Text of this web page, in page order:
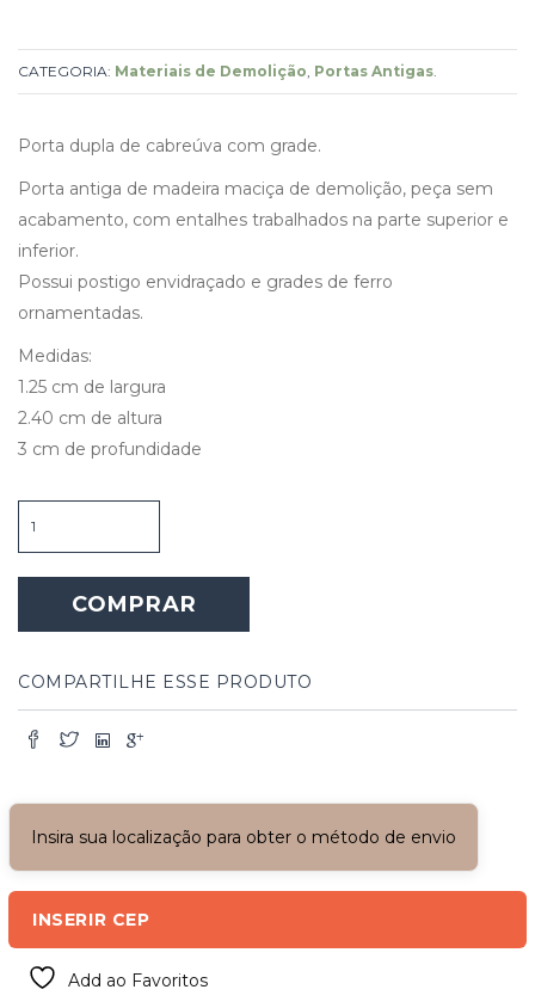
CATEGORIA: Materiais de Demolição Portas Antigas
Porta dupla de cabreúva com grade.
Porta antiga de madeira maciça de demolição, peça sem
acabamento, com entalhes trabalhados na parte superior e
inferior.
Possui postigo envidraçado e grades de ferro
ornamentadas.
Medidas:
1.25 cm de largura
2.40 cm de altura
3 cm de profundidade
Dupla
de
Cabreúva
Grade
COMPRAR
COMPARTILHE ESSE PRODUTO
Insira sua localização para obter o método de envio
INSERIR CEP
Add ao Favoritos